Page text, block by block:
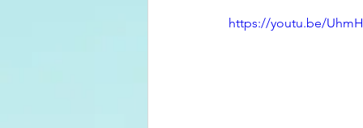
https://youtu.be/